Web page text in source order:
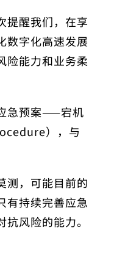
提醒我们，在享
数字化高速发展
险能力和业务柔
急预案——宕机
），与
测，可能目前的
有持续完善应急
风险的能力。